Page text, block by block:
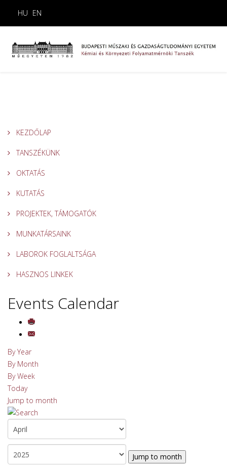
HU EN
KEZDŐLAP
TANSZÉKÜNK
OKTATÁS
KUTATÁS
PROJEKTEK, TÁMOGATÓK
MUNKATÁRSAINK
LABOROK FOGLALTSÁGA
HASZNOS LINKEK
Events Calendar
By Year
By Month
By Week
Today
Jump to month
Jump to month